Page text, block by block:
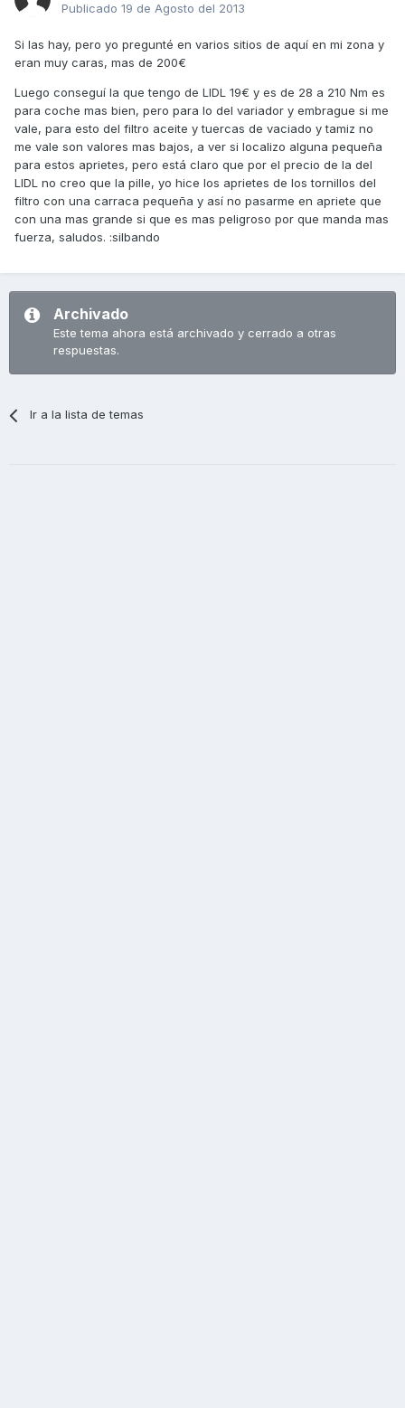
Publicado 19 de Agosto del 2013
Si las hay, pero yo pregunté en varios sitios de aquí en mi zona y
eran muy caras, mas de 200€
Luego conseguí la que tengo de LIDL 19€ y es de 28 a 210 Nm es
para coche mas bien, pero para lo del variador y embrague si me
vale, para esto del filtro aceite y tuercas de vaciado y tamiz no
me vale son valores mas bajos, a ver si localizo alguna pequeña
para estos aprietes, pero está claro que por el precio de la del
LIDL no creo que la pille, yo hice los aprietes de los tornillos del
filtro con una carraca pequeña y así no pasarme en apriete que
con una mas grande si que es mas peligroso por que manda mas
fuerza, saludos. :silbando
Archivado
Este tema ahora está archivado y cerrado a otras
respuestas.
Ir a la lista de temas